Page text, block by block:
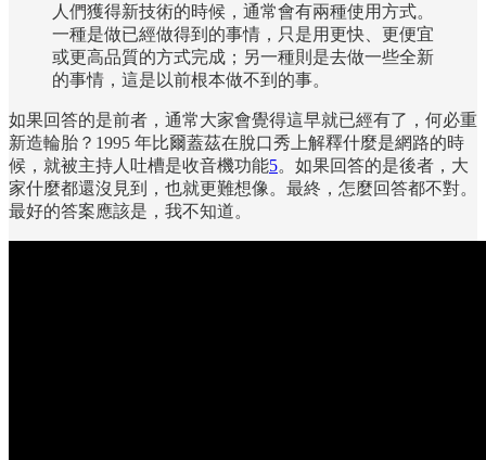
人們獲得新技術的時候，通常會有兩種使用方式。
一種是做已經做得到的事情，只是用更快、更便宜
或更高品質的方式完成；另一種則是去做一些全新
的事情，這是以前根本做不到的事。
如果回答的是前者，通常大家會覺得這早就已經有了，何必重
新造輪胎？1995 年比爾蓋茲在脫口秀上解釋什麼是網路的時
候，就被主持人吐槽是收音機功能5。如果回答的是後者，大
家什麼都還沒見到，也就更難想像。最終，怎麼回答都不對。
最好的答案應該是，我不知道。